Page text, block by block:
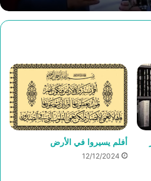
أفلم يسيروا في الأرض
12/12/2024